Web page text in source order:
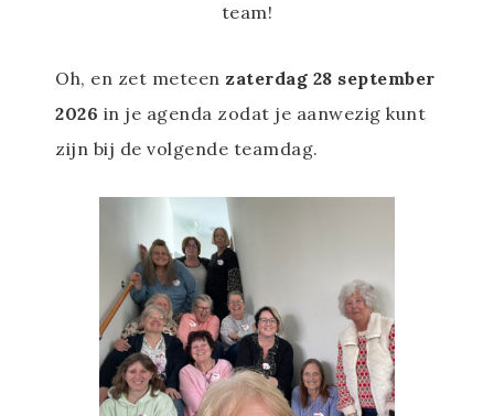
team!
Oh, en zet meteen zaterdag 28 september
2026 in je agenda zodat je aanwezig kunt
zijn bij de volgende teamdag.